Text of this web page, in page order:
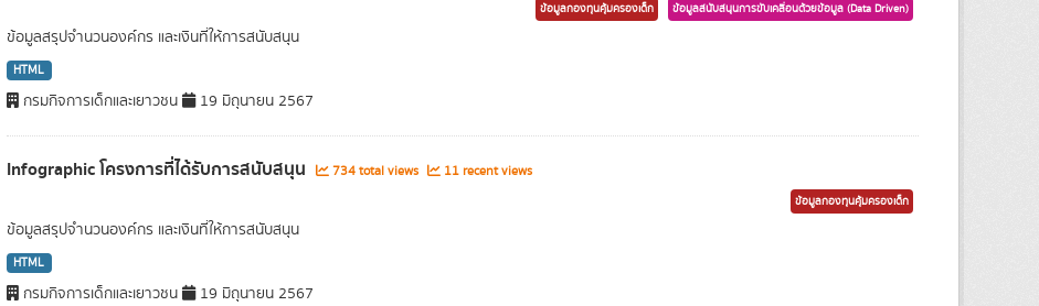
ข้อมูลกองทุนคุ้มครองเด็ก ข้อมูลสนับสนุนการขับเคลื่อนด้วยข้อมูล (Data Driven)
ข้อมูลสรุปจำนวนองค์กร และเงินที่ให้การสนับสนุน
HTML
กรมกิจการเด็กและเยาวชน 19 มิถุนายน 2567
Infographic โครงการที่ได้รับการสนับสนุน 734 total views 11 recent views
ข้อมูลกองทุนคุ้มครองเด็ก
ข้อมูลสรุปจำนวนองค์กร และเงินที่ให้การสนับสนุน
HTML
กรมกิจการเด็กและเยาวชน 19 มิถุนายน 2567